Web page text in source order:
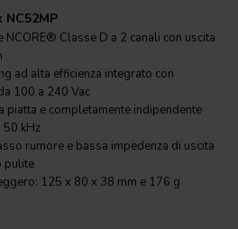
Classe D a 2 canali con uscita
ad alta efficienza integrato con
100 a 240 Vac
piatta e completamente indipendente
50 kHz
rumore e bassa impedenza di uscita
pulite
125 x 80 x 38 mm e 176 g